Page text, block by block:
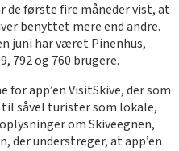
de første fire måneder vist, at
benyttet mere end andre.
juni har været Pinenhus,
792 og 760 brugere.
app’en VisitSkive, der som
såvel turister som lokale,
om Skiveegnen,
der understreger, at app’en